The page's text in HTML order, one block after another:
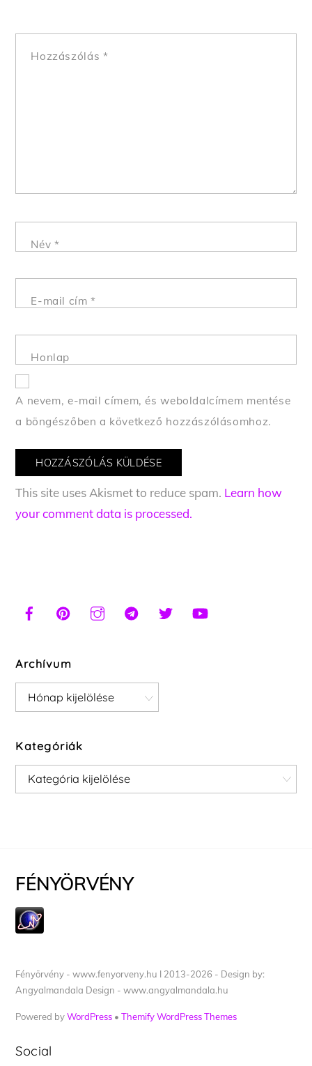
Hozzászólás *
Név *
E-mail cím*
Honlap
A nevem, e-mail címem, és weboldalcímem mentése
a böngészőben a következő hozzászólásomhoz.
This site uses Akismet to reduce spam. Learn how
your comment data is processed.
Archívum
Archívum
Kategóriák
Kategóriák
FÉNYÖRVÉNY
Fényörvény - www.fenyorveny.hu I 2013-2026 - Design by:
Angyalmandala Design - www.angyalmandala.hu
Powered byWordPress •Themify WordPress Themes
Social